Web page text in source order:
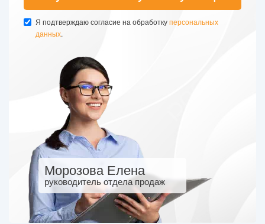
Я подтверждаю согласие на обработкуперсональных
данных.
Морозова Елена
руководитель отдела продаж